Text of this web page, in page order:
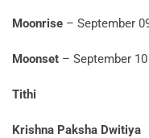
Moonrise – September
Moonset – September
Tithi
Krishna Paksha Dwitiya